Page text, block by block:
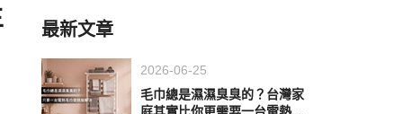
最新文章
2026-06-25
毛巾總是濕濕臭臭的？台灣家
庭其實比你更需要一台電熱毛